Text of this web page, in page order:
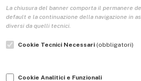
Le Copertine
L’Associazione
Indirizzo Socio Politico Culturale
Guida per le autrici e gli autori
La chiusura del banner comporta il permanere
default e la continuazione della navigazione in
diversi da quelli tecnici.
Cookie Tecnici Necessari (obbligatori)
Cookie Analitici e Funzionali